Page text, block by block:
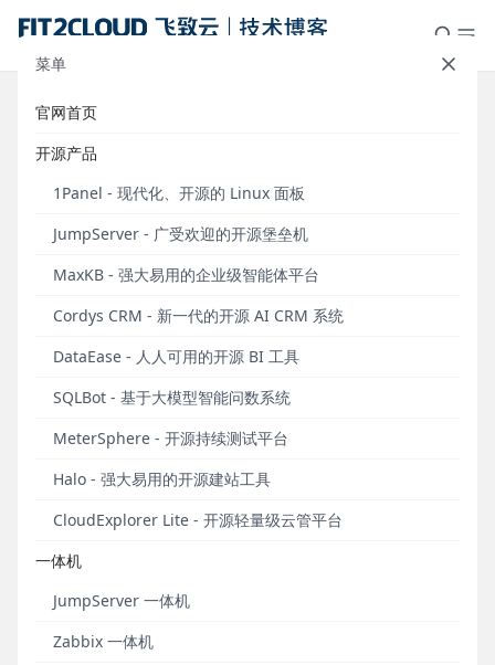
菜单
官网首页
开源产品
1Panel - 现代化、开源的 Linux 面板
JumpServer - 广受欢迎的开源堡垒机
MaxKB - 强大易用的企业级智能体平台
Cordys CRM - 新一代的开源 AI CRM 系统
DataEase - 人人可用的开源 BI 工具
SQLBot - 基于大模型智能问数系统
MeterSphere - 开源持续测试平台
Halo - 强大易用的开源建站工具
CloudExplorer Lite - 开源轻量级云管平台
一体机
JumpServer 一体机
Zabbix 一体机
FIT2CLOUD飞致云荣膺“2023年度
OSCHINA优秀开源技术团队”奖项
中国）公布了“2023年度OSCHINA优秀开源技术团
队”入选名单。凭借在开源软件研发和开源社区运营方
秀开源技术团队”奖项。这也是继2021年和2022年之
后，FIT2CLOUD飞致云连续第三年荣膺该项荣誉。